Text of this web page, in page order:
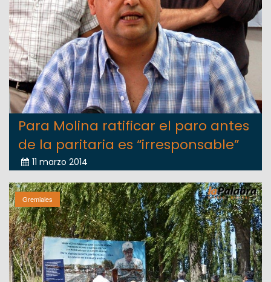
Para Molina ratificar el paro antes
de la paritaria es “irresponsable”
11 marzo 2014
Gremiales